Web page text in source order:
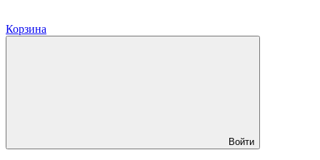
Корзина
Войти